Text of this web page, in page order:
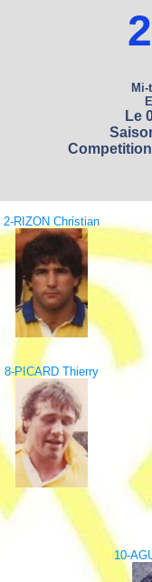
Mi-
Le
2-RIZON Christian
8-PICARD Thierry
10-